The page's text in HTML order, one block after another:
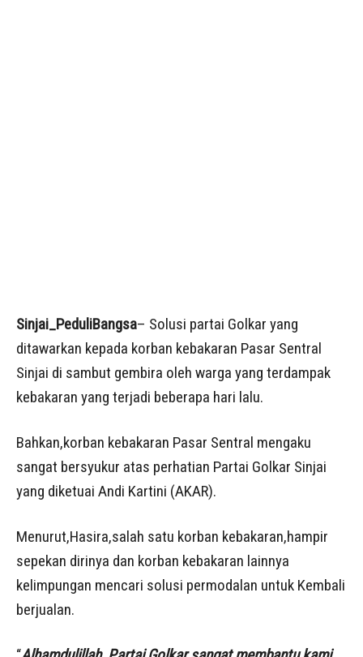
Sinjai_PeduliBangsa– Solusi partai Golkar yang
ditawarkan kepada korban kebakaran Pasar Sentral
Sinjai di sambut gembira oleh warga yang terdampak
kebakaran yang terjadi beberapa hari lalu.
Bahkan,korban kebakaran Pasar Sentral mengaku
sangat bersyukur atas perhatian Partai Golkar Sinjai
yang diketuai Andi Kartini (AKAR).
Menurut,Hasira,salah satu korban kebakaran,hampir
sepekan dirinya dan korban kebakaran lainnya
kelimpungan mencari solusi permodalan untuk Kembali
berjualan.